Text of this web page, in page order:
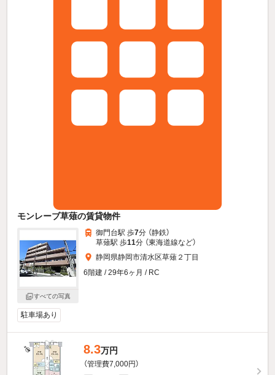
モンレーブ草薙の賃貸物件
すべての写真
御門台駅 歩7分 （静鉄）
草薙駅 歩11分 （東海道線など）
静岡県静岡市清水区草薙２丁目
6階建 / 29年6ヶ月 / RC
駐車場あり
8.3万円
（管理費7,000円）